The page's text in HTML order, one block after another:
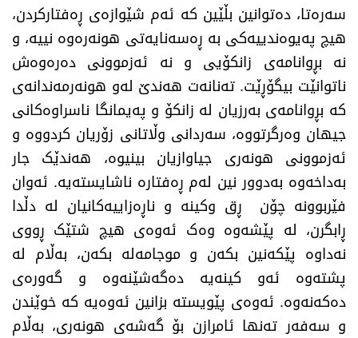
سەرەتا، دەتوانین بڵێین کە ئەم شێوازەی ڕەفتارکردن،
هیچ پەیوەندییەکی بە ڕەسەنایەتی هونەرەوە نییە، و
نە بڕوانامەی زانکۆیی و نە ئەزموونی دەرەوەش
ناتوانێت بیگۆڕێت. تەنانەت هەندێ لەو هونەرمەندانەی
کە بڕوانامەی بەرزیان لە زانکۆ و پەیمانگا ناسراوەکانی
جیهان وەرگرتووە، سەردانی وڵاتانی زۆریان کردووە و
ئەزموونی هونەری جیاوازیان بینیوە، هەندێک جار
بەداخەوە بەدوور نین لەم ڕەفتارە ناشایستەیە. ئەوان
فێربوونە چۆن ڕق وکینە و ناڕەزاییەکانیان لە دڵدا
ڕابگرن، لە پێشەوە وەک ئەوەی هیچ شتێک ڕووی
نەداوە پێکەنین بکەن و موجامەلە بکەن، بەڵام لە
پشتەوە ئەو کینەیە دەگەشێنەوە و گەورەی
دەکەنەوە. ئەوەی پێویستە بزانین ئەوەیە کە خوێندن
و سەفەر تەنها ئامرازن بۆ گەشەی هونەری، بەڵام